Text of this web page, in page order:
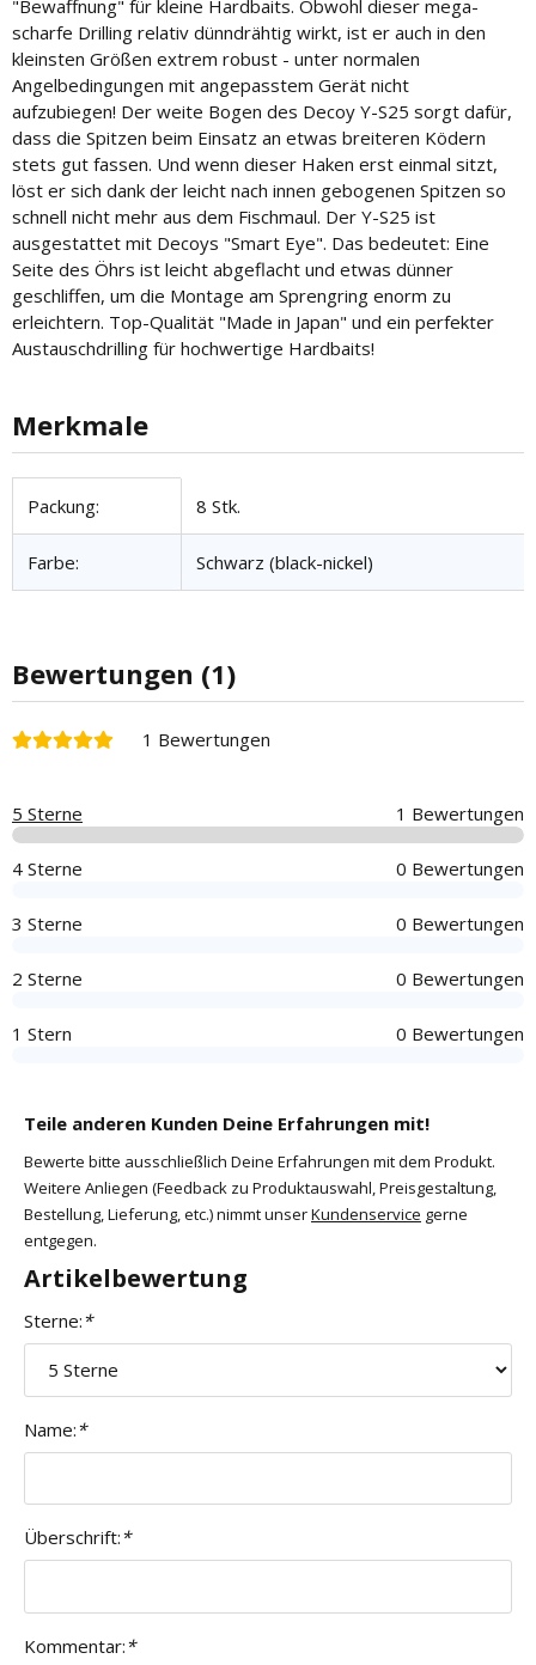
"Bewaffnung" für kleine Hardbaits. Obwohl dieser mega-
scharfe Drilling relativ dünndrähtig wirkt, ist er auch in den
kleinsten Größen extrem robust - unter normalen
Angelbedingungen mit angepasstem Gerät nicht
aufzubiegen! Der weite Bogen des Decoy Y-S25 sorgt dafür,
dass die Spitzen beim Einsatz an etwas breiteren Ködern
stets gut fassen. Und wenn dieser Haken erst einmal sitzt,
löst er sich dank der leicht nach innen gebogenen Spitzen so
schnell nicht mehr aus dem Fischmaul. Der Y-S25 ist
ausgestattet mit Decoys "Smart Eye". Das bedeutet: Eine
Seite des Öhrs ist leicht abgeflacht und etwas dünner
geschliffen, um die Montage am Sprengring enorm zu
erleichtern. Top-Qualität "Made in Japan" und ein perfekter
Austauschdrilling für hochwertige Hardbaits!
Merkmale
Produkteigenschaft
Wert
Packung: 8 Stk.
Farbe: Schwarz (black-nickel)
Bewertungen (1)
1 Bewertungen
5 Sterne 1 Bewertungen
4 Sterne 0 Bewertungen
3 Sterne 0 Bewertungen
2 Sterne 0 Bewertungen
1 Stern 0 Bewertungen
Teile anderen Kunden Deine Erfahrungen mit!
Bewerte bitte ausschließlich Deine Erfahrungen mit dem Produkt.
Weitere Anliegen (Feedback zu Produktauswahl, Preisgestaltung,
Bestellung, Lieferung, etc.) nimmt unserKundenservice gerne
entgegen.
Artikelbewertung
Sterne:*
Name:*
Überschrift:*
Kommentar:*